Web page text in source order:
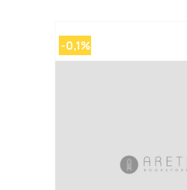
-0,1%